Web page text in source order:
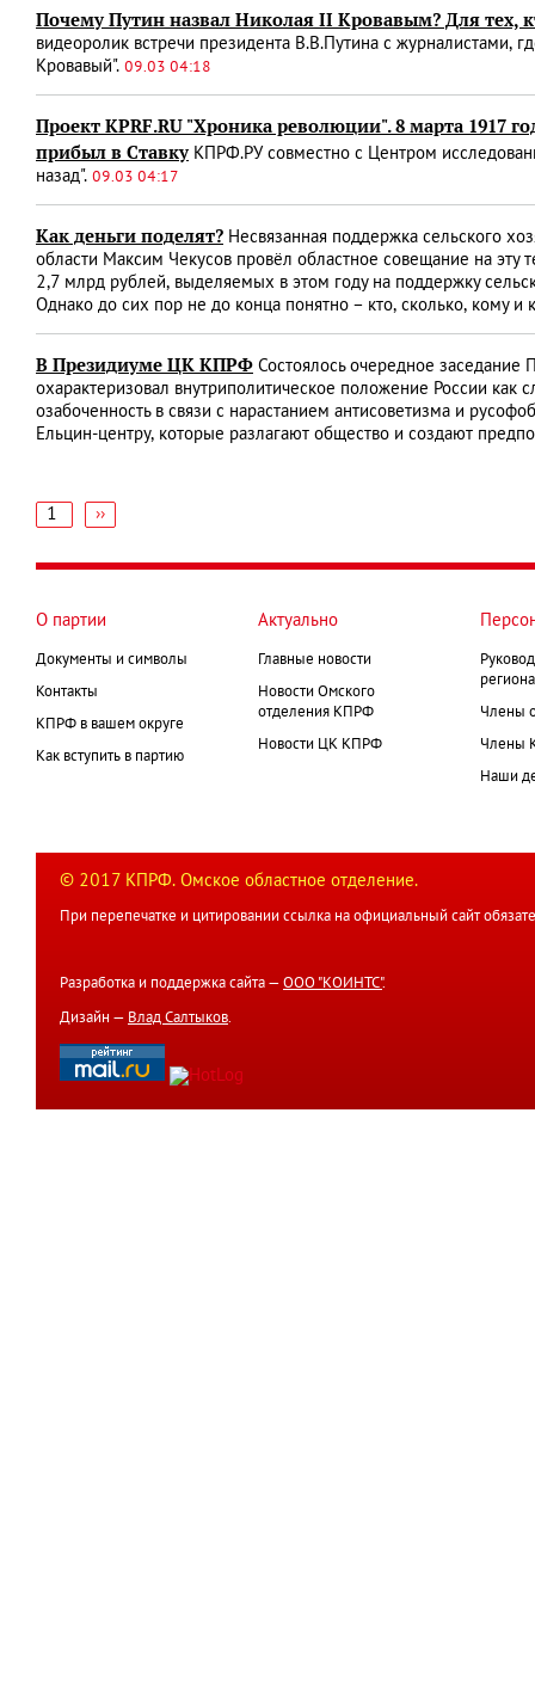
Почему Путин назвал Николая II Кровавым? Для тех,
видеоролик встречи президента В.В.Путина с журналистами,
Кровавый". 09.03 04:18
Проект KPRF.RU "Хроника революции". 8 марта 1917
прибыл в СтавкуКПРФ.РУ совместно с Центром
назад". 09.03 04:17
Как деньги поделят? Несвязанная поддержка сельского
области Максим Чекусов провёл областное совещание на
2,7 млрд рублей, выделяемых в этом году на поддержку
Однако до сих пор не до конца понятно – кто, сколько, кому и
В Президиуме ЦК КПРФ Состоялось очередное
охарактеризовал внутриполитическое положение России
озабоченность в связи с нарастанием антисоветизма и
Ельцин-центру, которые разлагают общество и создают
страниц
1
Следующая
››
О партии
Документы и символы
Контакты
КПРФ в вашем округе
Как вступить в партию
Актуально
Главные новости
Новости Омского
отделения КПРФ
Новости ЦК КПРФ
Члены
Члены
Наши
© 2017 КПРФ. Омское областное отделение.
При перепечатке и цитировании ссылка на официальный сайт
Разработка и поддержка сайта — ООО "КОИНТС".
Дизайн — Влад Салтыков.